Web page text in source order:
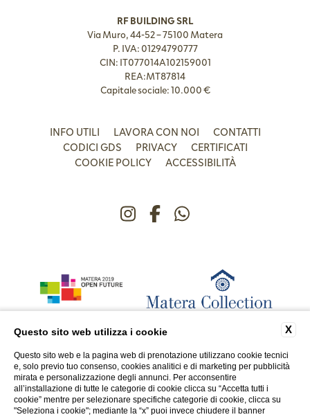
RF BUILDING SRL
Via Muro, 44-52 – 75100 Matera
P. IVA: 01294790777
CIN: IT077014A102159001
REA:MT87814
Capitale sociale: 10.000 €
INFO UTILI LAVORA CON NOI
CONTATTI
CODICI GDS
PRIVACY
CERTIFICATI
COOKIE POLICY
ACCESSIBILITÀ
X
Questo sito web utilizza i cookie
Questo sito web e la pagina web di prenotazione utilizzano cookie tecnici
e, solo previo tuo consenso, cookies analitici e di marketing per pubblicità
mirata e personalizzazione degli annunci. Per acconsentire
all’installazione di tutte le categorie di cookie clicca su “Accetta tutti i
cookie” mentre per selezionare specifiche categorie di cookie, clicca su
"Seleziona i cookie"; mediante la “x” puoi invece chiudere il banner